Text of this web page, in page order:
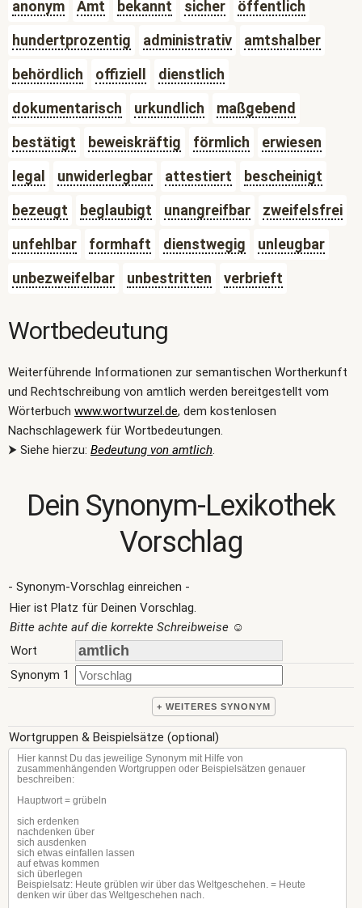
anonym Amt bekannt sicher
öffentlich
hundertprozentig
administrativ
amtshalber
behördlich
offiziell
dienstlich
dokumentarisch
urkundlich
maßgebend
bestätigt
beweiskräftig förmlich
erwiesen
legal
unwiderlegbar attestiert
bescheinigt
bezeugt
beglaubigt unangreifbar
zweifelsfrei
unfehlbar
formhaft dienstwegig
unleugbar
unbezweifelbar
unbestritten verbrieft
Wortbedeutung
Weiterführende Informationen zur semantischen Wortherkunft
und Rechtschreibung von amtlich werden bereitgestellt vom
Wörterbuch www.wortwurzel.de, dem kostenlosen
Nachschlagewerk für Wortbedeutungen.
⮞ Siehe hierzu: Bedeutung von amtlich.
Dein Synonym-Lexikothek
Vorschlag
- Synonym-Vorschlag einreichen -
Hier ist Platz für Deinen Vorschlag.
Bitte achte auf die korrekte Schreibweise ☺
Wort
Synonym 1
+ WEITERES SYNONYM
Wortgruppen & Beispielsätze (optional)